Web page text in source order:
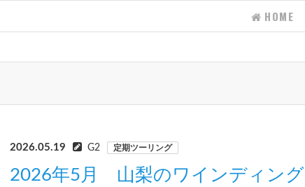
HOME
2026.05.19 G2 定期ツーリング
2026年5月 山梨のワインディング